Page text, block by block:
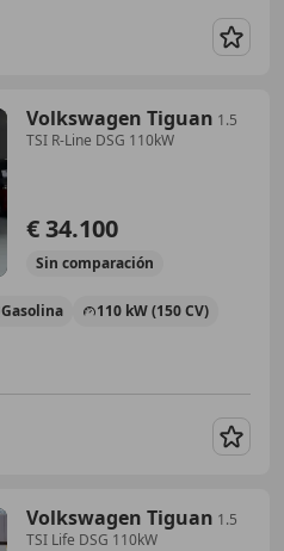
Volkswagen Tiguan 1.5
TSI R-Line DSG 110kW
€ 34.100
Sin comparación
Gasolina 110 kW (150 CV)
Volkswagen Tiguan 1.5
TSI Life DSG 110kW